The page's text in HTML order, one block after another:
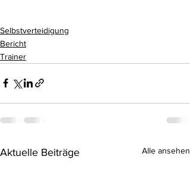
Selbstverteidigung
Bericht
Trainer
Aktuelle Beiträge Alle ansehen